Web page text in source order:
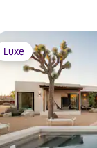
Luxe
Luxe